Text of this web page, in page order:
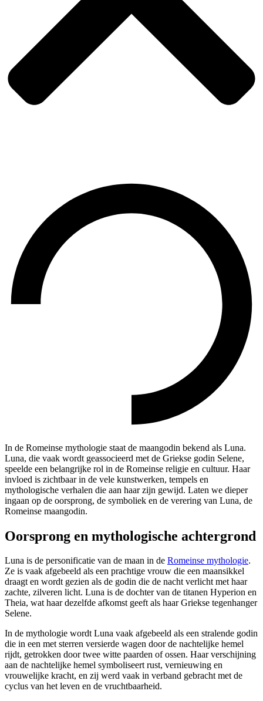
In de Romeinse mythologie staat de maangodin bekend als Luna.
Luna, die vaak wordt geassocieerd met de Griekse godin Selene,
speelde een belangrijke rol in de Romeinse religie en cultuur. Haar
invloed is zichtbaar in de vele kunstwerken, tempels en
mythologische verhalen die aan haar zijn gewijd. Laten we dieper
ingaan op de oorsprong, de symboliek en de verering van Luna, de
Romeinse maangodin.
Oorsprong en mythologische achtergrond
Luna is de personificatie van de maan in de Romeinse mythologie.
Ze is vaak afgebeeld als een prachtige vrouw die een maansikkel
draagt en wordt gezien als de godin die de nacht verlicht met haar
zachte, zilveren licht. Luna is de dochter van de titanen Hyperion en
Theia, wat haar dezelfde afkomst geeft als haar Griekse tegenhanger
Selene.
In de mythologie wordt Luna vaak afgebeeld als een stralende godin
die in een met sterren versierde wagen door de nachtelijke hemel
rijdt, getrokken door twee witte paarden of ossen. Haar verschijning
aan de nachtelijke hemel symboliseert rust, vernieuwing en
vrouwelijke kracht, en zij werd vaak in verband gebracht met de
cyclus van het leven en de vruchtbaarheid.